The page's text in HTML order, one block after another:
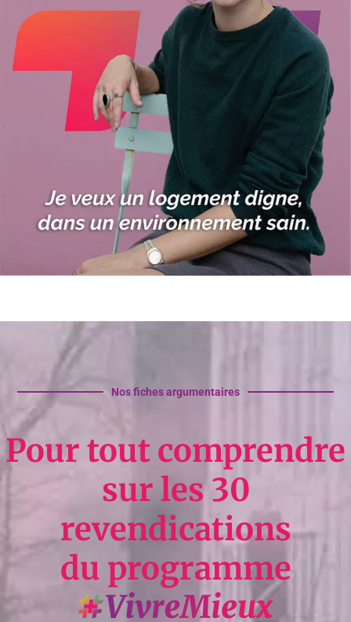
Nos fiches argumentaires
Pour tout comprendre
sur les 30
revendications
du programme